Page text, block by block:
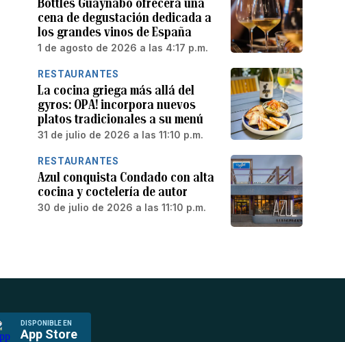
Bottles Guaynabo ofrecerá una
cena de degustación dedicada a
los grandes vinos de España
1 de agosto de 2026 a las 4:17 p.m.
RESTAURANTES
La cocina griega más allá del
gyros: OPA! incorpora nuevos
platos tradicionales a su menú
31 de julio de 2026 a las 11:10 p.m.
RESTAURANTES
Azul conquista Condado con alta
cocina y coctelería de autor
30 de julio de 2026 a las 11:10 p.m.
DISPONIBLE EN
App Store